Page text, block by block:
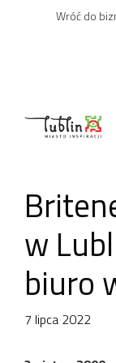
Wróć do
w
biuro
7 lipca 2022